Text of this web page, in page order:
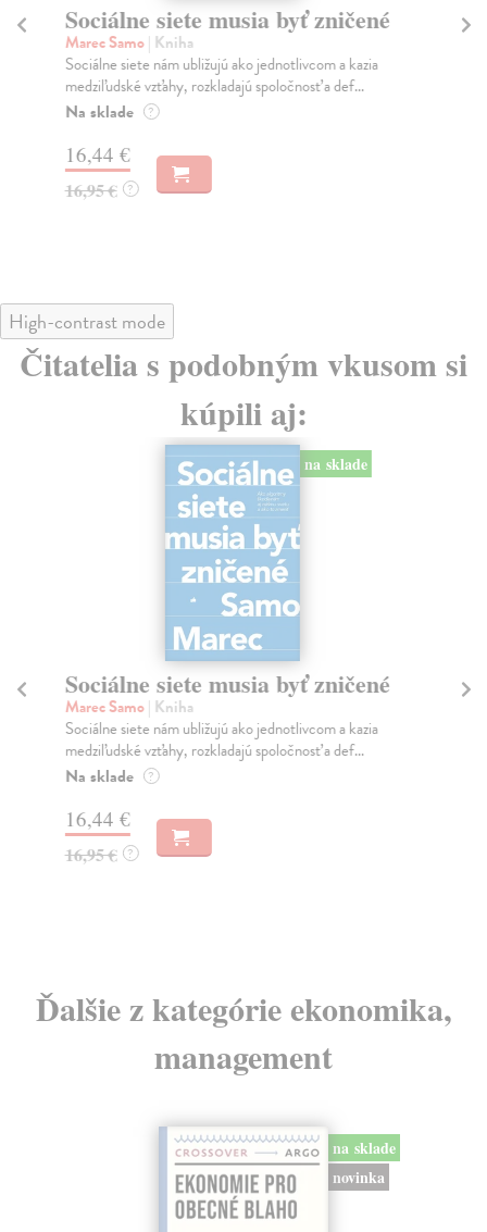
Sociálne siete musia byť zničené
Marec Samo| Kniha
Sociálne siete nám ubližujú ako jednotlivcom a kazia
medziľudské vzťahy, rozkladajú spoločnosť a def...
Na sklade ?
16,44 €
16,95 € ?
High-contrast mode
Čitatelia s podobným vkusom si
kúpili aj:
na sklade
Sociálne siete musia byť zničené
Marec Samo| Kniha
Sociálne siete nám ubližujú ako jednotlivcom a kazia
medziľudské vzťahy, rozkladajú spoločnosť a def...
Na sklade ?
16,44 €
16,95 € ?
Ďalšie z kategórie ekonomika,
management
na sklade
novinka